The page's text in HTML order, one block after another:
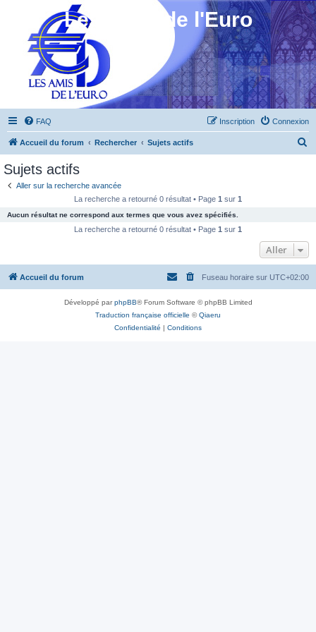
Les Amis de l'Euro
FAQ Connexion
Inscription
Accueil du forum Rechercher Sujets actifs
c
e
Sujets actifs
Aller sur la recherche avancée
La recherche a retourné 0 résultat • Page 1 sur 1
Aucun résultat ne correspond aux termes que vous avez spécifiés.
La recherche a retourné 0 résultat • Page 1 sur 1
Aller
Accueil du forum Fuseau horaire sur UTC+02:00
Développé parphpBB® Forum Software © phpBB Limited
Traduction française officielle ©Qiaeru
Confidentialité | Conditions